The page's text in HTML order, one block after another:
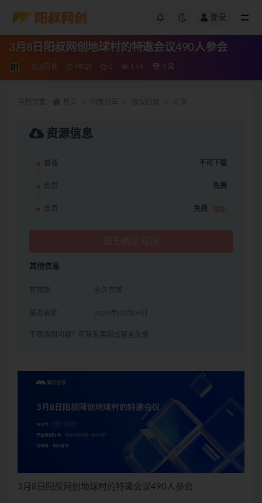
登录
3月8日阳叔网创地球村的特邀会议490人参会
会议回放 2年前 0 1.1K 专属
资源信息
普通 不可下载
会员 免费
会员 免费 推荐
其他信息
有效期 永久有效
最近更新 2024年03月09日
下载遇到问题？可联系客服或留言反馈
3月8日阳叔网创地球村的特邀会议490人参会